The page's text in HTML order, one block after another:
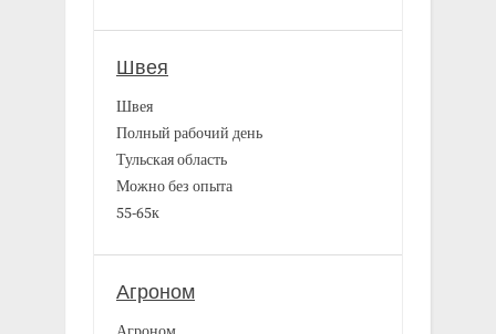
Швея
Швея
Полный рабочий день
Тульская область
Можно без опыта
55-65к
Агроном